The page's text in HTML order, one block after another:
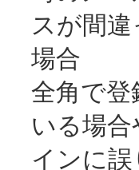
スが間
場合
全角で
いる場
インに